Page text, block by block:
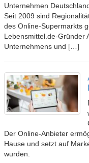
Unternehmen
Seit 2009 sind
des Online-Supermarkts
Lebensmittel.de-Gründer
Unternehmens und […]
Der Online-Anbieter
Hause und setzt auf
wurden.